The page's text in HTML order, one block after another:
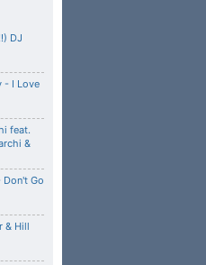
DJ
- I Love
feat.
&
Don't Go
& Hill